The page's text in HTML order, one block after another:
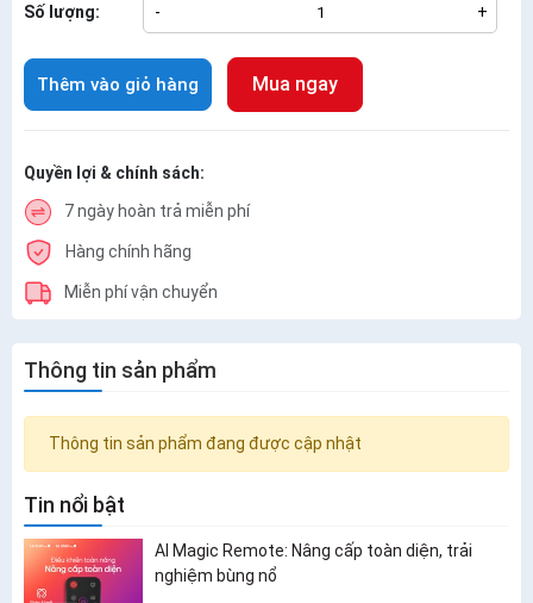
Số lượng: - +
Thêm vào giỏ hàng Mua ngay
Quyền lợi & chính sách:
7 ngày hoàn trả miễn phí
Hàng chính hãng
Miễn phí vận chuyển
Thông tin sản phẩm
Thông tin sản phẩm đang được cập nhật
Tin nổi bật
AI Magic Remote: Nâng cấp toàn diện, trải
nghiệm bùng nổ